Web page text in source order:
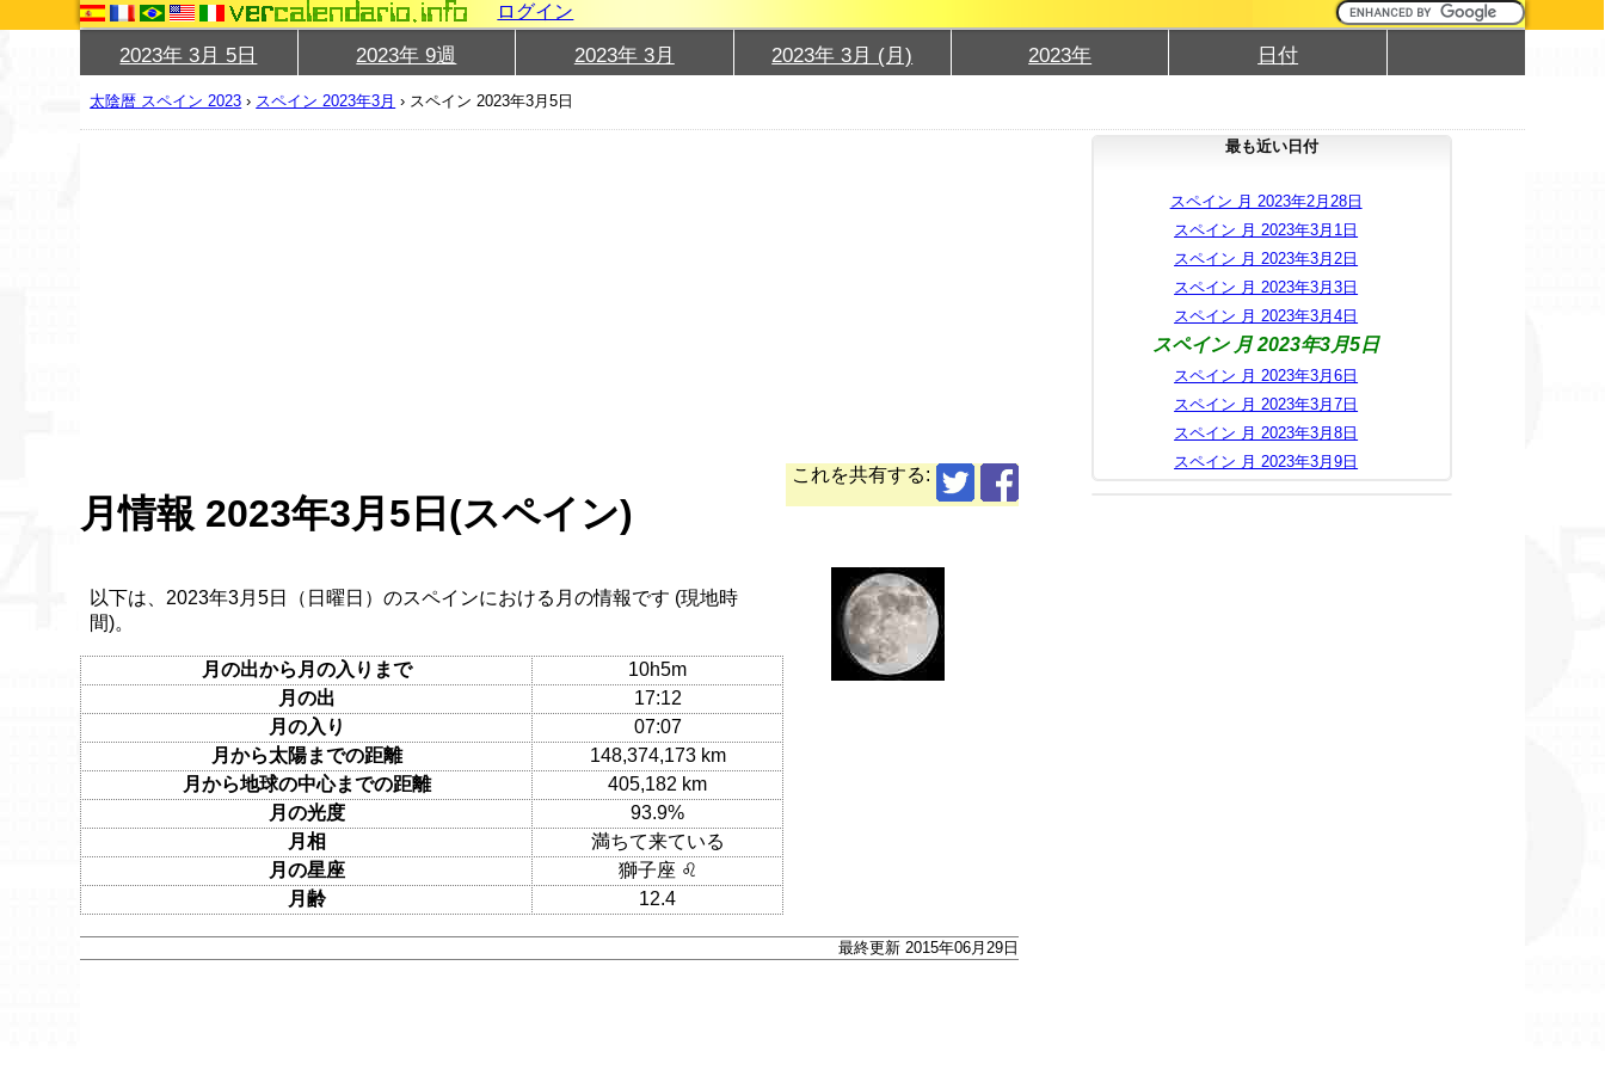
ログイン
2023年 3月 5日 2023年 9週 2023年 3月 2023年 3月 (月) 2023年 日付
太陰暦 スペイン 2023 › スペイン 2023年3月 › スペイン 2023年3月5日
これを共有する:
月情報 2023年3月5日(スペイン)
以下は、2023年3月5日（日曜日）のスペインにおける月の情報です (現地時
間)。
月の出から月の入りまで
10h5m
月の出
17:12
月の入り
07:07
月から太陽までの距離
148,374,173 km
月から地球の中心までの距離
405,182 km
月の光度
93.9%
月相
満ちて来ている
月の星座
獅子座 ♌
月齢
12.4
最終更新 2015年06月29日
最も近い日付
スペイン 月 2023年2月28日
スペイン 月 2023年3月1日
スペイン 月 2023年3月2日
スペイン 月 2023年3月3日
スペイン 月 2023年3月4日
スペイン 月 2023年3月5日
スペイン 月 2023年3月6日
スペイン 月 2023年3月7日
スペイン 月 2023年3月8日
スペイン 月 2023年3月9日